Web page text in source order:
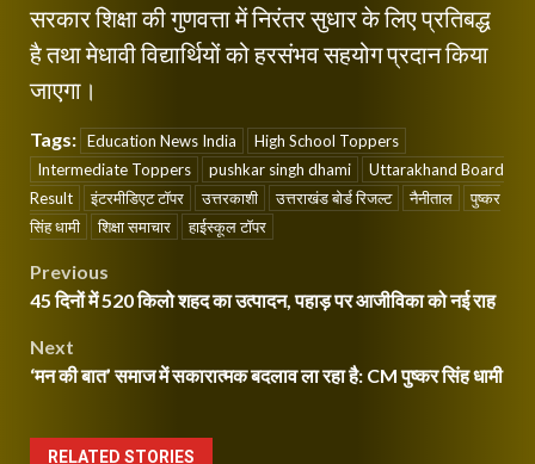
सरकार शिक्षा की गुणवत्ता में निरंतर सुधार के लिए प्रतिबद्ध
है तथा मेधावी विद्यार्थियों को हरसंभव सहयोग प्रदान किया
जाएगा।
Tags: Education News India
High School Toppers
Intermediate Toppers
pushkar singh dhami
Uttarakhand Board
Result
इंटरमीडिएट टॉपर उत्तरकाशी उत्तराखंड बोर्ड रिजल्ट नैनीताल
पुष्कर
सिंह धामी
शिक्षा समाचार हाईस्कूल टॉपर
Post
Previous
45 दिनों में 520 किलो शहद का उत्पादन, पहाड़ पर आजीविका को नई राह
Next
‘मन की बात’ समाज में सकारात्मक बदलाव ला रहा है: CM पुष्कर सिंह धामी
RELATED STORIES